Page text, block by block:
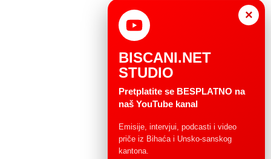
×
BISCANI.NET
STUDIO
Pretplatite se BESPLATNO na
naš YouTube kanal
Emisije, intervjui, podcasti i video
priče iz Bihaća i Unsko-sanskog
kantona.